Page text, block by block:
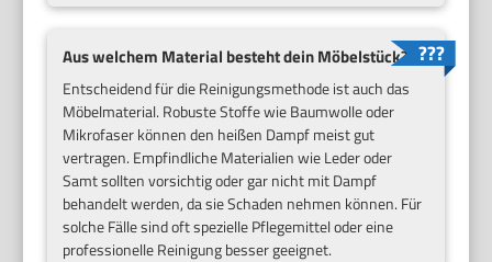
Aus welchem Material besteht dein Möbelstück?
Entscheidend für die Reinigungsmethode ist auch das
Möbelmaterial. Robuste Stoffe wie Baumwolle oder
Mikrofaser können den heißen Dampf meist gut
vertragen. Empfindliche Materialien wie Leder oder
Samt sollten vorsichtig oder gar nicht mit Dampf
behandelt werden, da sie Schaden nehmen können. Für
solche Fälle sind oft spezielle Pflegemittel oder eine
professionelle Reinigung besser geeignet.